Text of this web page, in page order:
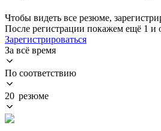
Чтобы видеть все резюме,
После регистрации покажем ещё 1 и
Зарегистрироваться
За всё время
По соответствию
20 резюме